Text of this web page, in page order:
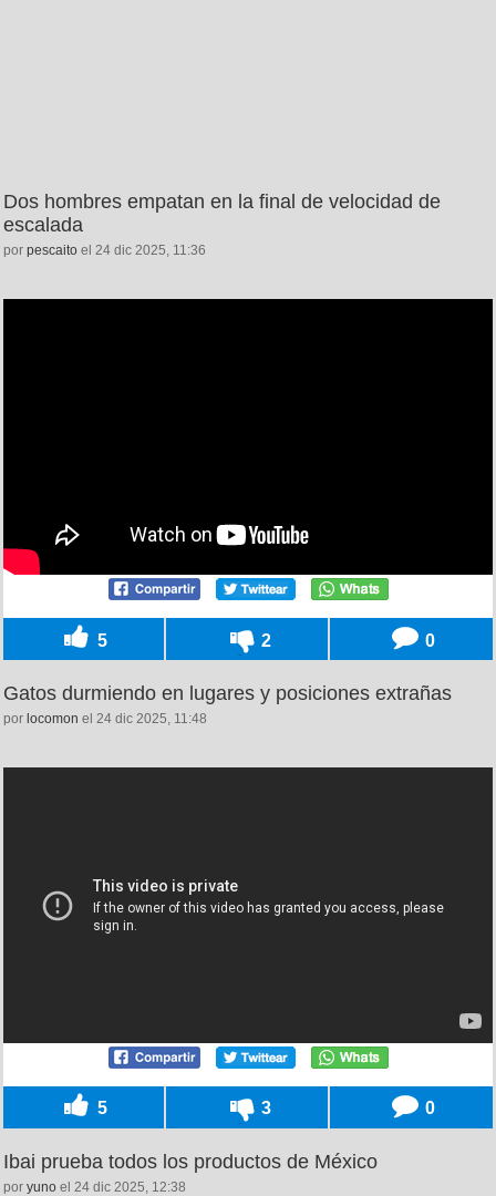
Dos hombres empatan en la final de velocidad de
escalada
por pescaito el 24 dic 2025, 11:36
5 2 0
Gatos durmiendo en lugares y posiciones extrañas
por locomon el 24 dic 2025, 11:48
5 3 0
Ibai prueba todos los productos de México
por yuno el 24 dic 2025, 12:38